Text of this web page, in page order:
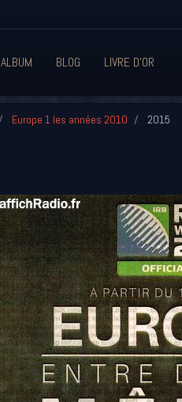
ALBUM BLOG LIVRE D'OR
Europe 1 les années 2010 2015